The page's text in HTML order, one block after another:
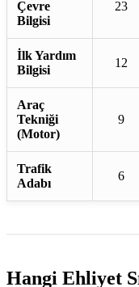
Çevre
Bilgisi
23
İlk Yardım
Bilgisi
12
Araç
Tekniği
(Motor)
9
Trafik
Adabı
6
Hangi Ehliyet